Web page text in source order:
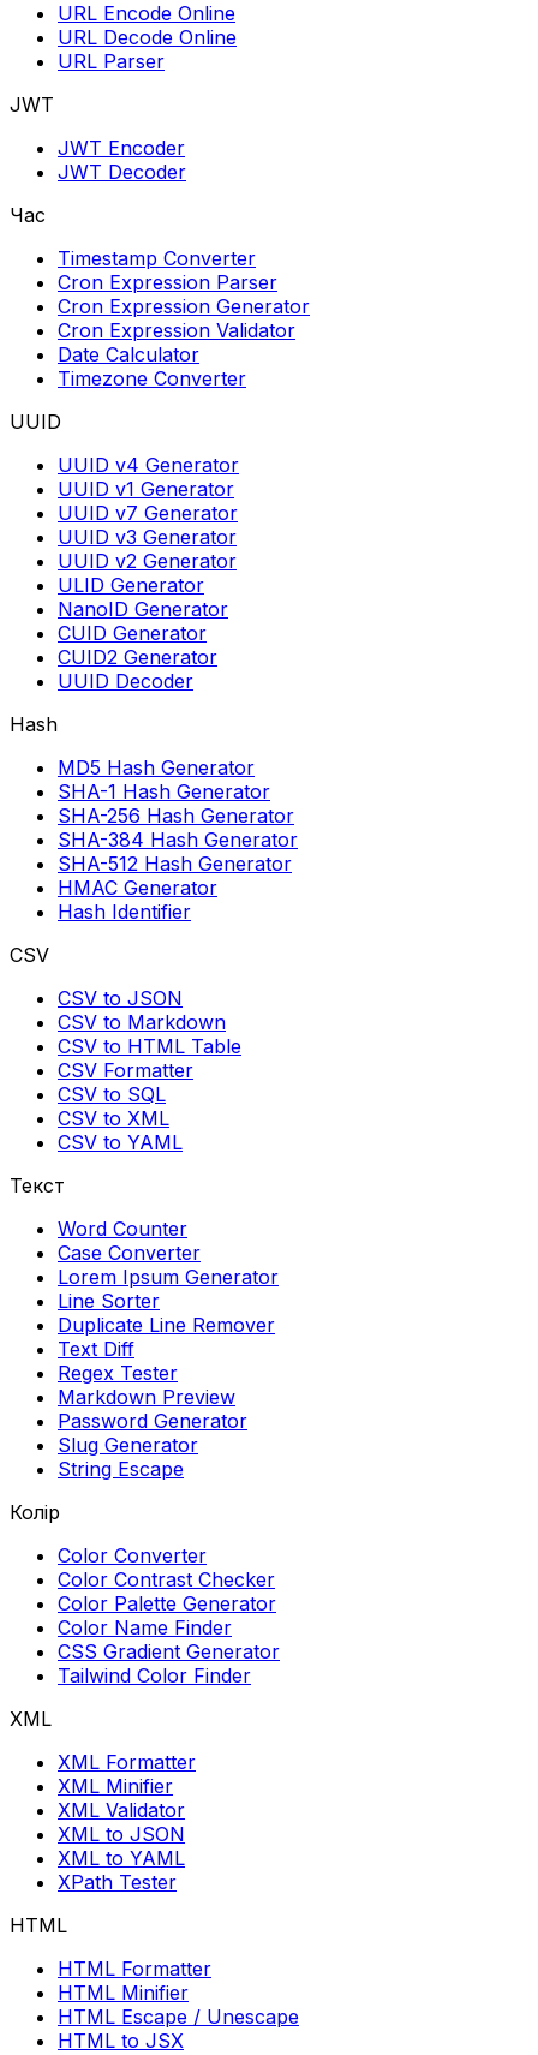
URL Encode Online
URL Decode Online
URL Parser
JWT
JWT Encoder
JWT Decoder
Час
Timestamp Converter
Cron Expression Parser
Cron Expression Generator
Cron Expression Validator
Date Calculator
Timezone Converter
UUID
UUID v4 Generator
UUID v1 Generator
UUID v7 Generator
UUID v3 Generator
UUID v2 Generator
ULID Generator
NanoID Generator
CUID Generator
CUID2 Generator
UUID Decoder
Hash
MD5 Hash Generator
SHA-1 Hash Generator
SHA-256 Hash Generator
SHA-384 Hash Generator
SHA-512 Hash Generator
HMAC Generator
Hash Identifier
CSV
CSV to JSON
CSV to Markdown
CSV to HTML Table
CSV Formatter
CSV to SQL
CSV to XML
CSV to YAML
Текст
Word Counter
Case Converter
Lorem Ipsum Generator
Line Sorter
Duplicate Line Remover
Text Diff
Regex Tester
Markdown Preview
Password Generator
Slug Generator
String Escape
Колір
Color Converter
Color Contrast Checker
Color Palette Generator
Color Name Finder
CSS Gradient Generator
Tailwind Color Finder
XML
XML Formatter
XML Minifier
XML Validator
XML to JSON
XML to YAML
XPath Tester
HTML
HTML Formatter
HTML Minifier
HTML Escape / Unescape
HTML to JSX